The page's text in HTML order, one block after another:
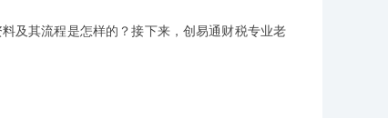
及其流程是怎样的？接下来，创易通财税专业老